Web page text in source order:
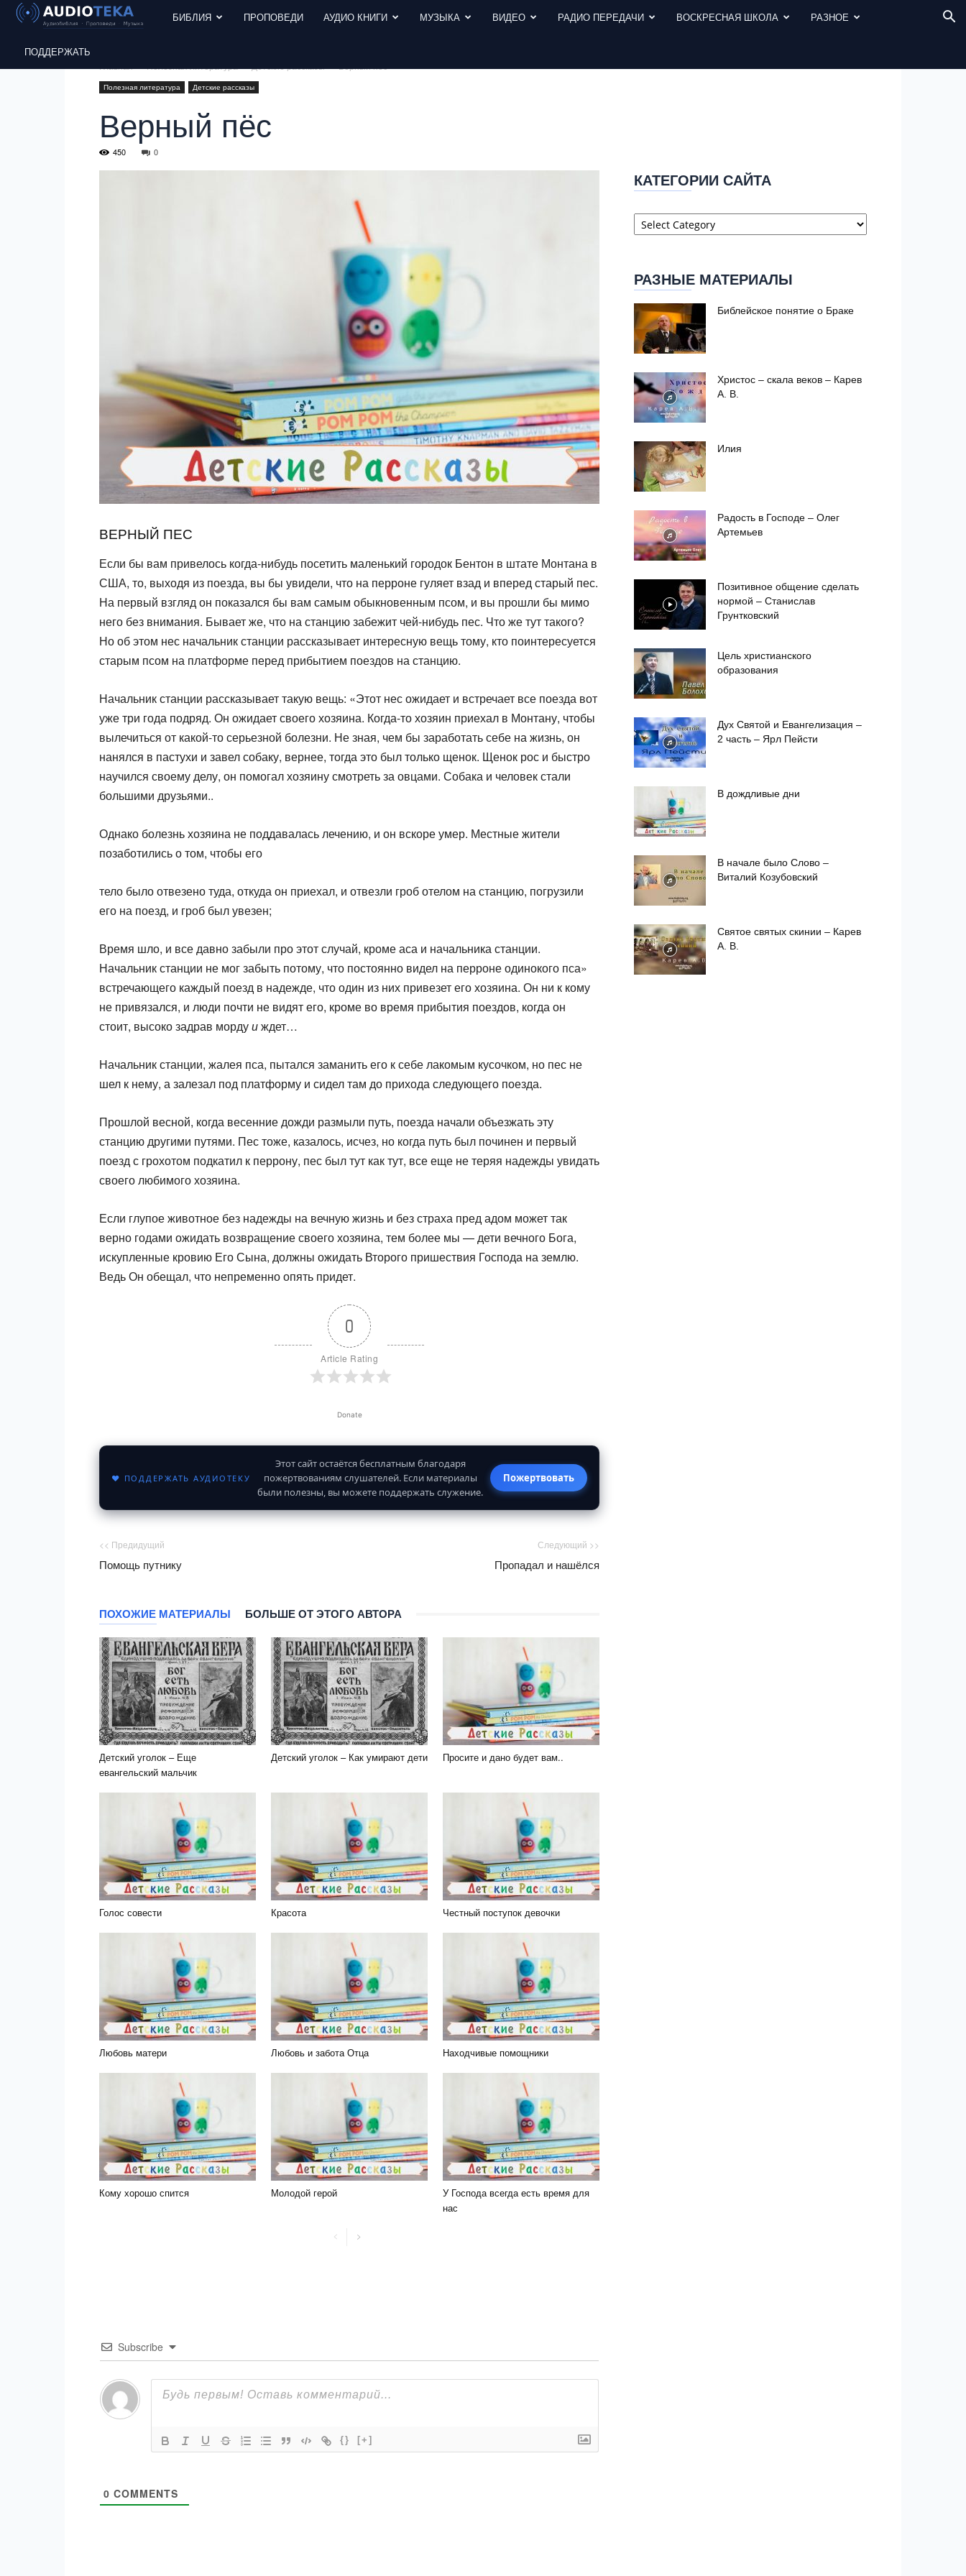
БИБЛИЯ ПРОПОВЕДИ АУДИО КНИГИ МУЗЫКА ВИДЕО РАДИО ПЕРЕДАЧИ ВОСКРЕСНАЯ ШКОЛА РАЗНОЕ
ПОДДЕРЖАТЬ
Полезная литература Детские рассказы
Верный пёс
450 0
ВЕРНЫЙ ПЕС
Если бы вам привелось когда-нибудь посетить маленький городок Бентон в штате Монтана в
США, то, выходя из поезда, вы бы увидели, что на перроне гуляет взад и вперед старый пес.
На первый взгляд он показался бы вам самым обыкновенным псом, и вы прошли бы мимо
него без внима­ния. Бывает же, что на станцию забежит чей-нибудь пес. Что же тут такого?
Но об этом нес начальник станции рассказы­вает интересную вещь тому, кто поинтересуется
старым псом на платформе перед прибытием поездов на станцию.
Начальник станции рассказывает такую вещь: «Этот нес ожидает и встречает все поезда вот
уже три года подряд. Он ожидает своего хозяина. Когда-то хозяин приехал в Монтану, чтобы
вылечиться от какой-то серьезной болезни. Не зная, чем бы заработать себе на жизнь, он
нанялся в пастухи и завел собаку, вернее, тогда это был только щенок. Щенок рос и быстро
научился своему делу, он помогал хозяину смотреть за овцами. Собака и человек стали
большими друзьями..
Однако болезнь хозяина не поддавалась лечению, и он вскоре умер. Местные жители
позаботились о том, чтобы его
тело было отвезено туда, откуда он приехал, и отвезли гроб отелом на станцию, погрузили
его на поезд, и гроб был увезен;
Время шло, и все давно забыли про этот случай, кроме аса и начальника станции.
Начальник станции не мог забыть потому, что постоянно видел на перроне одинокого пса»
встречающего каждый поезд в надежде, что один из них при­везет его хозяина. Он ни к кому
не привязался, и люди почти не видят его, кроме во время прибытия поездов, когда он
стоит, высоко задрав мордуиждет…
Начальник станции, жалея пса, пытался заманить его к себе лакомым кусочком, но пес не
шел к нему, а залезал под плат­форму и сидел там до прихода следующего поезда.
Прошлой весной, когда весенние дожди размыли путь, поезда начали объезжать эту
станцию другими путями. Пес тоже, казалось, исчез, но когда путь был починен и первый
поезд с грохотом подкатил к перрону, пес был тут как тут, все еще не теряя надежды увидать
своего любимого хозяина.
Если глупое животное без надежды на вечную жизнь и без страха пред адом может так
верно годами ожидать возвра­щение своего хозяина, тем более мы — дети вечного Бога,
искупленные кровию Его Сына, должны ожидать Второго пришествия Господа на землю.
Ведь Он обещал, что непременно опять придет.
0
Article Rating
Donate
♥ ПОДДЕРЖАТЬ АУДИОТЕКУ
Этот сайт остаётся бесплатным благодаря
пожертвованиям слушателей. Если материалы
были полезны, вы можете поддержать служение.
Пожертвовать
<< Предидущий
Помощь путнику
Следующий >>
Пропадал и нашёлся
ПОХОЖИЕ МАТЕРИАЛЫ БОЛЬШЕ ОТ ЭТОГО АВТОРА
Детский уголок – Еще
евангельский мальчик
Детский уголок – Как умирают дети Просите и дано будет вам..
Голос совести Красота Честный поступок девочки
Любовь матери Любовь и забота Отца Находчивые помощники
Кому хорошо спится Молодой герой
У Господа всегда есть время для
нас
Subscribe
{} [+]
0 COMMENTS
КАТЕГОРИИ САЙТА
Категории
сайта
РАЗНЫЕ МАТЕРИАЛЫ
Библейское понятие о Браке
Христос – скала веков – Карев
А. В.
Илия
Радость в Господе – Олег
Артемьев
Позитивное общение сделать
нормой – Станислав
Грунтковский
Цель христианского
образования
Дух Святой и Евангелизация –
2 часть – Ярл Пейсти
В дождливые дни
В начале было Слово –
Виталий Козубовский
Святое святых скинии – Карев
А. В.